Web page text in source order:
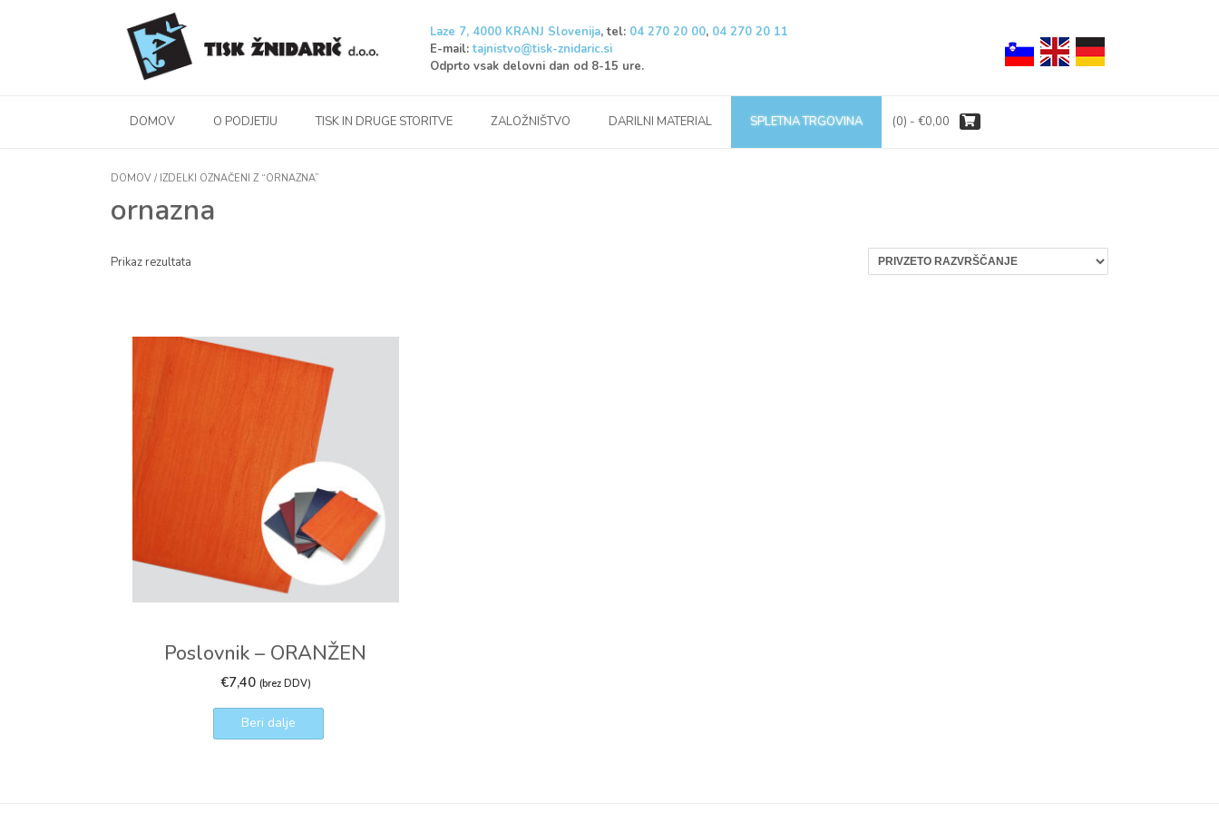
Laze 7, 4000 KRANJ Slovenija, tel: 04 270 20 00, 04 270 20 11
E-mail:tajnistvo@tisk-znidaric.si
Odprto vsak delovni dan od 8-15 ure.
DOMOV O PODJETJU TISK IN DRUGE STORITVE ZALOŽNIŠTVO DARILNI MATERIAL SPLETNA TRGOVINA (0) - €0,00
DOMOV / IZDELKI OZNAČENI Z “ORNAZNA”
ornazna
Prikaz rezultata
Poslovnik – ORANŽEN
€7,40 (brez DDV)
Beri dalje